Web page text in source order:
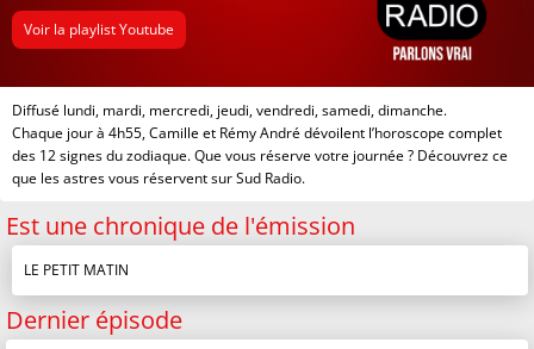
Voir la playlist Youtube
Diffusé lundi, mardi, mercredi, jeudi, vendredi, samedi, dimanche.
Chaque jour à 4h55, Camille et Rémy André dévoilent l’horoscope complet
des 12 signes du zodiaque. Que vous réserve votre journée ? Découvrez ce
que les astres vous réservent sur Sud Radio.
Est une chronique de l'émission
LE PETIT MATIN
Dernier épisode